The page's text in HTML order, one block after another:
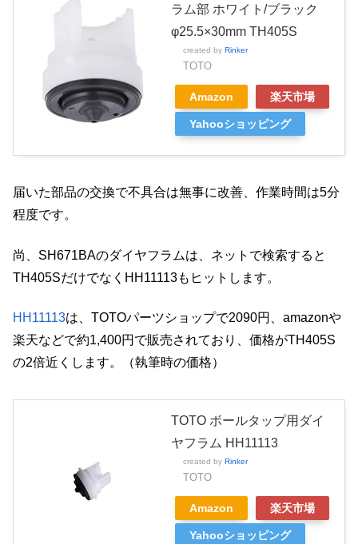
ラム部 ホワイト/ブラック
φ25.5×30mm TH405S
created by Rinker
TOTO
Amazon 楽天市場
Yahooショッピング
届いた部品の交換で不具合は無事に改善、作業時間は5分
程度です。
尚、SH671BAのダイヤフラムは、ネットで検索すると
TH405SだけでなくHH11113もヒットします。
HH11113は、TOTOパーツショップで2090円、amazonや
楽天などで約1,400円で販売されており、価格がTH405S
の2倍近くします。（執筆時の価格）
TOTO ボールタップ用ダイ
ヤフラム HH11113
created by Rinker
TOTO
Amazon 楽天市場
Yahooショッピング